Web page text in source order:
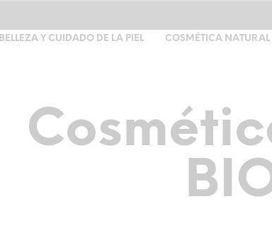
BELLEZA Y CUIDADO DE LA PIEL COSMÉTICA NATURAL